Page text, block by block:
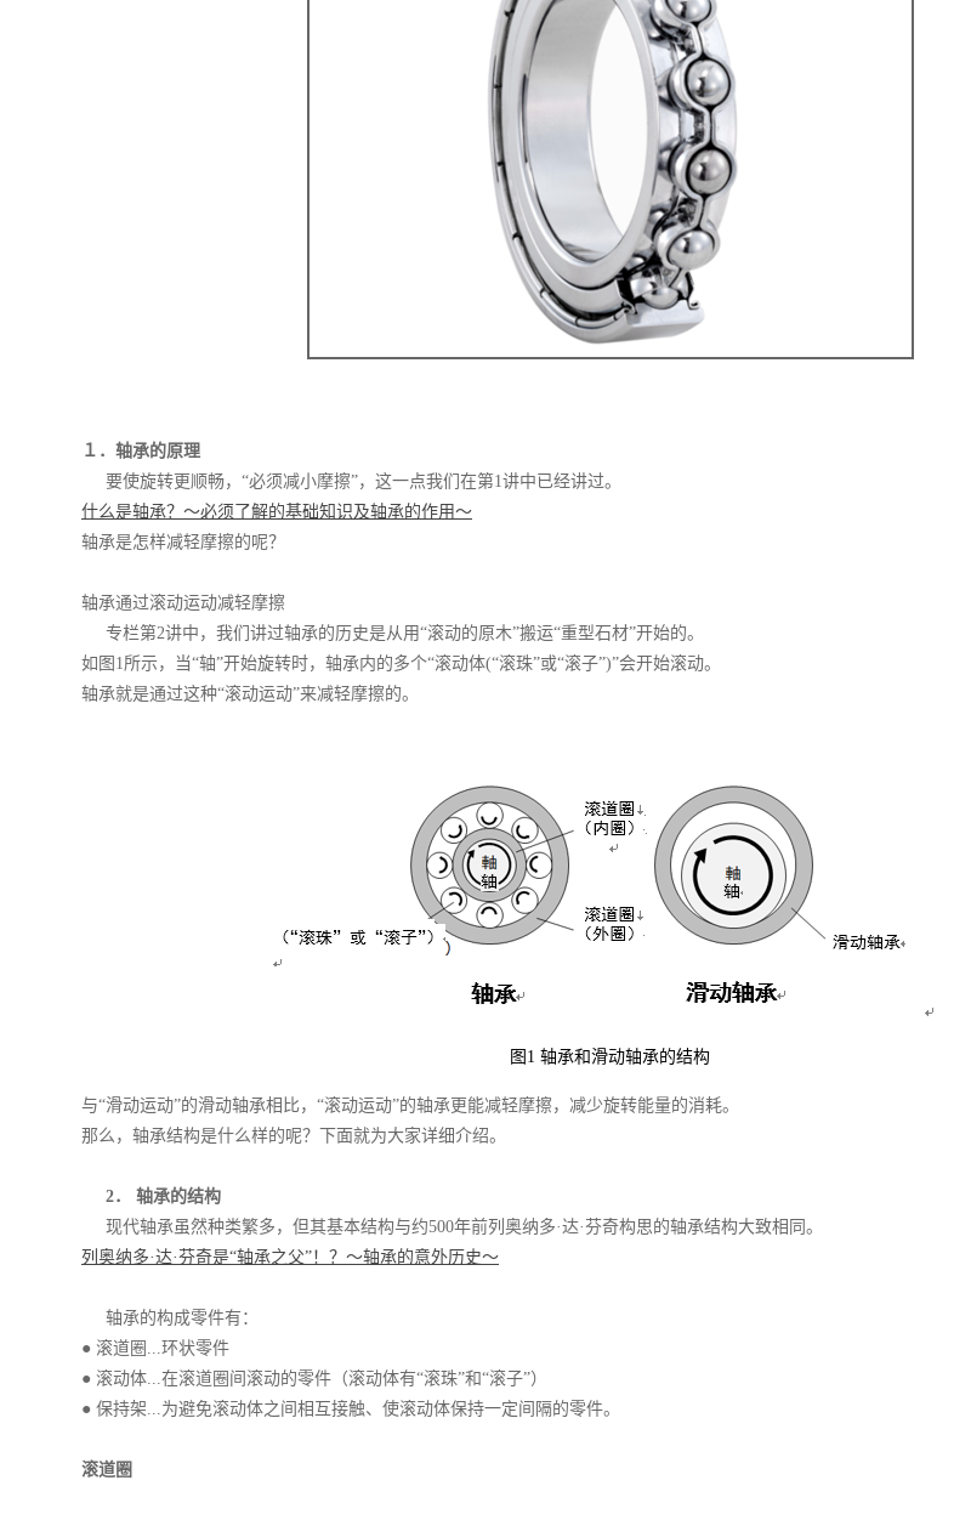
１．轴承的原理
要使旋转更顺畅，“必须减小摩擦”，这一点我们在第1讲中已经讲过。
什么是轴承？～必须了解的基础知识及轴承的作用～
轴承是怎样减轻摩擦的呢？
轴承通过滚动运动减轻摩擦
专栏第2讲中，我们讲过轴承的历史是从用“滚动的原木”搬运“重型石材”开始的。
如图1所示，当“轴”开始旋转时，轴承内的多个“滚动体(“滚珠”或“滚子”)”会开始滚动。
轴承就是通过这种“滚动运动”来减轻摩擦的。
图1 轴承和滑动轴承的结构
与“滑动运动”的滑动轴承相比，“滚动运动”的轴承更能减轻摩擦，减少旋转能量的消耗。
那么，轴承结构是什么样的呢？下面就为大家详细介绍。
2． 轴承的结构
现代轴承虽然种类繁多，但其基本结构与约500年前列奥纳多·达·芬奇构思的轴承结构大致相同。
列奥纳多·达·芬奇是“轴承之父”！？～轴承的意外历史～
轴承的构成零件有：
● 滚道圈...环状零件
● 滚动体...在滚道圈间滚动的零件（滚动体有“滚珠”和“滚子”）
● 保持架...为避免滚动体之间相互接触、使滚动体保持一定间隔的零件。
滚道圈